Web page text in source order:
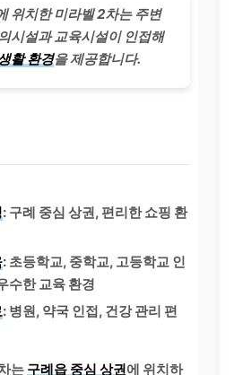
위치한 미라벨 2차는 주변
시설과 교육시설이 인접해
활 환경을 제공합니다.
: 구례 중심 상권, 편리한 쇼핑 환
: 초등학교, 중학교, 고등학교 인
수한 교육 환경
: 병원, 약국 인접, 건강 관리 편
는 구례읍 중심 상권에 위치하